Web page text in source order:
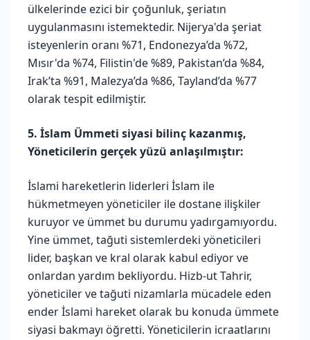
ülkelerinde ezici bir çoğunluk, şeriatın
uygulanmasını istemektedir. Nijerya'da şeriat
isteyenlerin oranı %71, Endonezya’da %72,
Mısır'da %74, Filistin'de %89, Pakistan’da %84,
Irak’ta %91, Malezya’da %86, Tayland’da %77
olarak tespit edilmiştir.
5. İslam Ümmeti siyasi bilinç kazanmış,
Yöneticilerin gerçek yüzü anlaşılmıştır:
İslami hareketlerin liderleri İslam ile
hükmetmeyen yöneticiler ile dostane ilişkiler
kuruyor ve ümmet bu durumu yadırgamıyordu.
Yine ümmet, tağuti sistemlerdeki yöneticileri
lider, başkan ve kral olarak kabul ediyor ve
onlardan yardım bekliyordu. Hizb-ut Tahrir,
yöneticiler ve tağuti nizamlarla mücadele eden
ender İslami hareket olarak bu konuda ümmete
siyasi bakmayı öğretti. Yöneticilerin icraatlarını